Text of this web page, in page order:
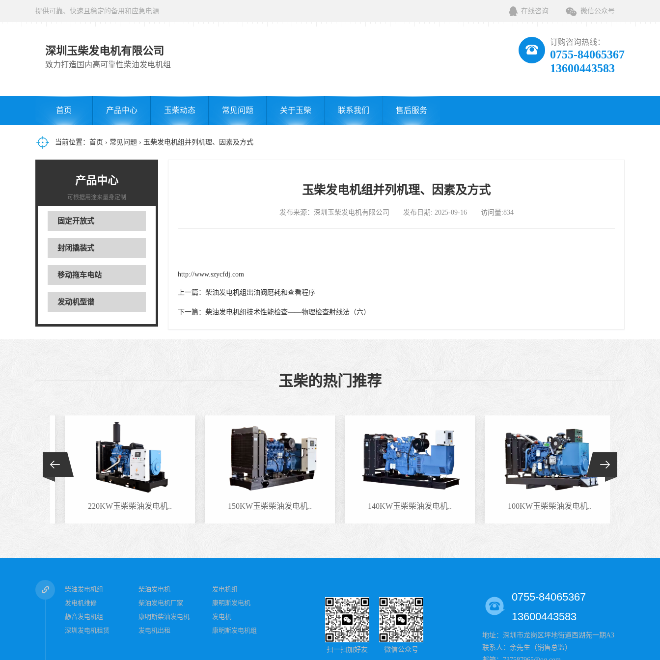
提供可靠、快速且稳定的备用和应急电源 在线咨询 微信公众号
深圳玉柴发电机有限公司
致力打造国内高可靠性柴油发电机组
订购咨询热线：
0755-84065367
13600443583
首页 产品中心 玉柴动态 常见问题 关于玉柴 联系我们 售后服务
当前位置： 首页 › 常见问题 › 玉柴发电机组并列机理、因素及方式
产品中心
可根据用途来量身定制
固定开放式
封闭撬装式
移动拖车电站
发动机型谱
玉柴发电机组并列机理、因素及方式
发布来源：深圳玉柴发电机有限公司 发布日期: 2025-09-16 访问量:834
http://www.szycfdj.com
上一篇： 柴油发电机组出油阀磨耗和查看程序
下一篇： 柴油发电机组技术性能检查——物理检查射线法（六）
玉柴的热门推荐
220KW玉柴柴油发电机.. 150KW玉柴柴油发电机.. 140KW玉柴柴油发电机.. 100KW玉柴柴油发电机..
柴油发电机组 柴油发电机
发电机组
发电机维修
柴油发电机厂家
康明斯发电机
静音发电机组
康明斯柴油发电机
发电机
深圳发电机租赁
发电机出租 康明斯发电机组
扫一扫加好友 微信公众号
0755-84065367
13600443583
地址：深圳市龙岗区坪地街道西湖苑一期A3
联系人：余先生（销售总监）